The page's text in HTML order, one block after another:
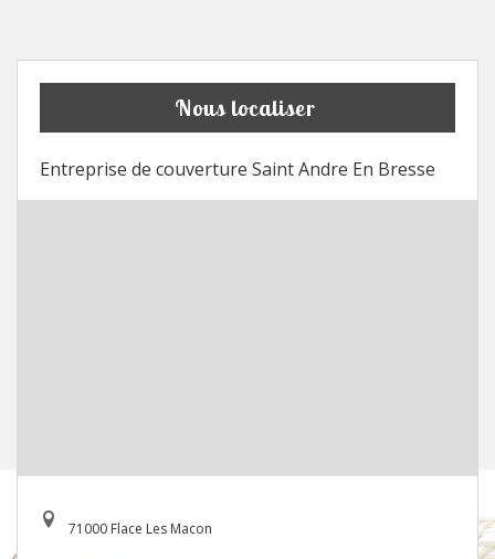
Nous localiser
Entreprise de couverture Saint Andre En Bresse
71000 Flace Les Macon